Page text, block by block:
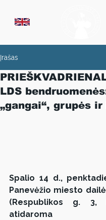
Įrašas
LDS
„gangai“, grupės
Spalio 14 d.,
Panevėžio miesto
(Respublikos g. 3,
atidaroma